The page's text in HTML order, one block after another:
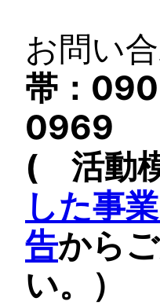
お問
帯：
0969
( 活動模
した事
告から
い。）